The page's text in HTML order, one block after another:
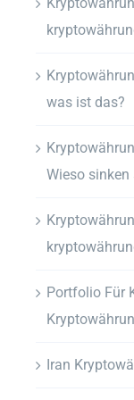
was ist das?
Wieso
Portfolio Für
Iran